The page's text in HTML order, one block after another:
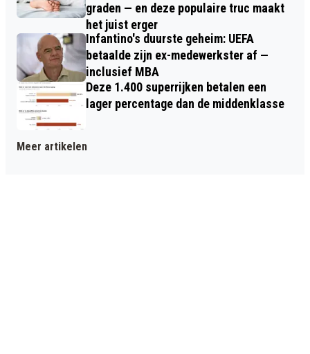
graden — en deze populaire truc maakt
het juist erger
Infantino's duurste geheim: UEFA
betaalde zijn ex-medewerkster af —
inclusief MBA
Deze 1.400 superrijken betalen een
lager percentage dan de middenklasse
Meer artikelen